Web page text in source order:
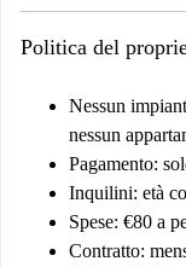
Politica del
Nessun
nessun
Pagamento:
Inquilini: età
Spese: €80 a
Contratto: